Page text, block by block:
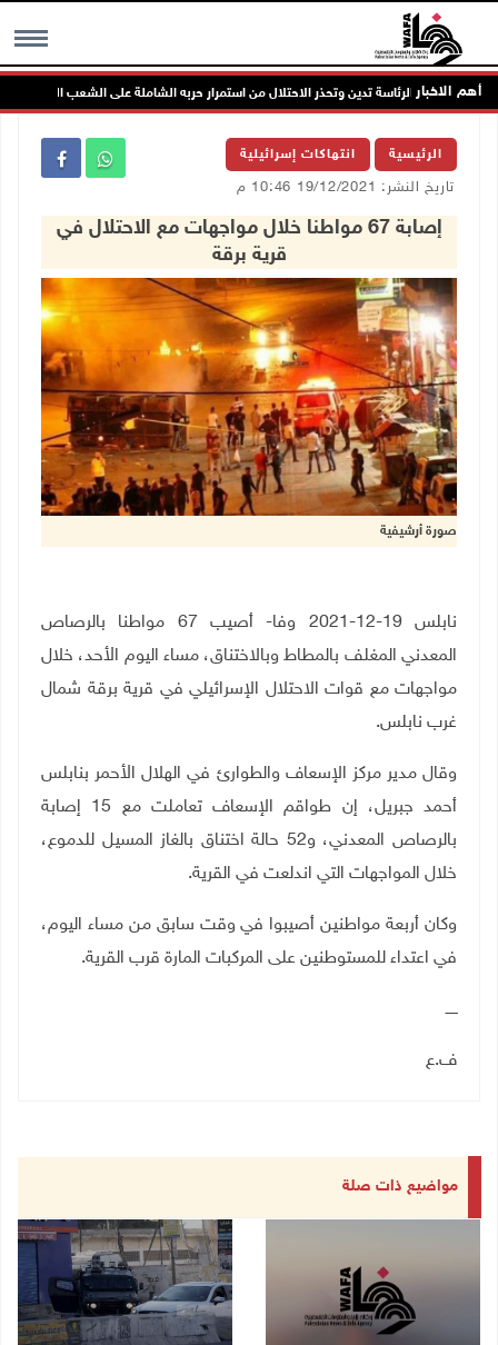
MENU أهم الاخبارالرئاسة تدين وتحذر الاحتلال من استمرار حربه الشاملة على الشعب الفلسطيني
الرئيسية انتهاكات إسرائيلية
تاريخ النشر: 19/12/2021 10:46 م
إصابة 67 مواطنا خلال مواجهات مع الاحتلال في
قرية برقة
صورة أرشيفية
نابلس 19-12-2021 وفا- أصيب 67 مواطنا بالرصاص
المعدني المغلف بالمطاط وبالاختناق، مساء اليوم الأحد، خلال
مواجهات مع قوات الاحتلال الإسرائيلي في قرية برقة شمال
غرب نابلس.
وقال مدير مركز الإسعاف والطوارئ في الهلال الأحمر بنابلس
أحمد جبريل، إن طواقم الإسعاف تعاملت مع 15 إصابة
بالرصاص المعدني، و52 حالة اختناق بالغاز المسيل للدموع،
خلال المواجهات التي اندلعت في القرية.
وكان أربعة مواطنين أصيبوا في وقت سابق من مساء اليوم،
في اعتداء للمستوطنين على المركبات المارة قرب القرية.
ـــــ
ف.ع
مواضيع ذات صلة